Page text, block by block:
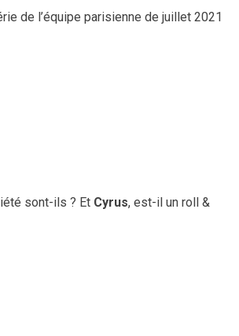
de l’équipe parisienne de juillet 2021
sont-ils ? Et Cyrus, est-il un roll &